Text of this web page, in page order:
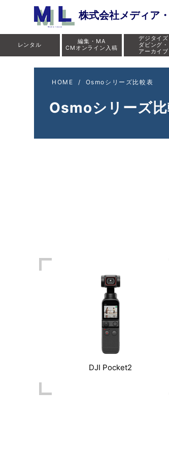
株式会社メディア
レンタル
編集・MA
CMオンライン入稿
デジタイズ
ダビング・
アーカイブ
HOME / Osmoシリーズ比較表
Osmoシリーズ
DJI Pocket2